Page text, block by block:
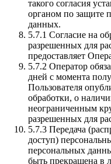
такого согласия
органом по защите
данных.
5.7.1 Согласие на
разрешенных для
предоставляет
5.7.2 Оператор
дней с момента
Пользователя
обработки, о
неограниченным
разрешенных для
5.7.3 Передача
доступ)
персональных
быть прекращена в